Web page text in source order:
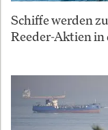
Schiffe werden
Reeder-Aktien